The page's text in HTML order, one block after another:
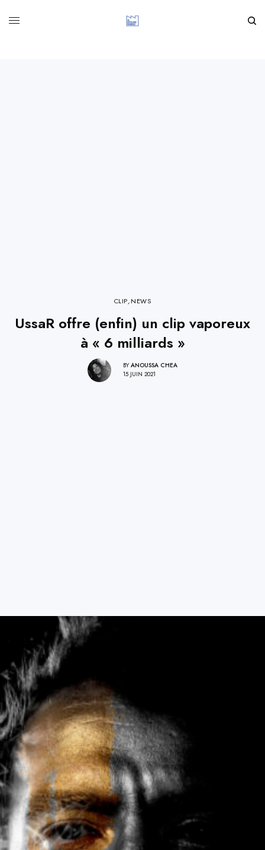
CLIP,NEWS
UssaR offre (enfin) un clip vaporeux
à « 6 milliards »
BY ANOUSSA CHEA
15 JUIN 2021